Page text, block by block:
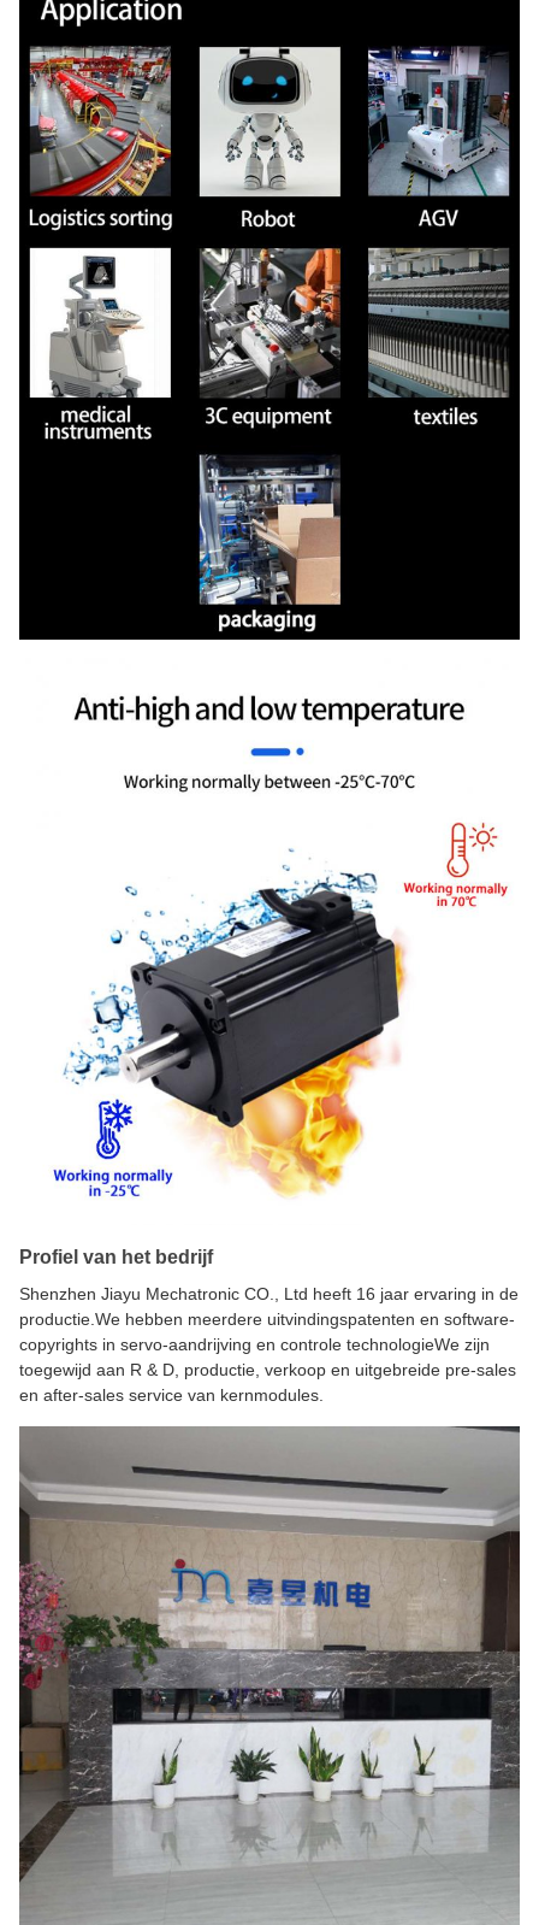
Profiel van het bedrijf
Shenzhen Jiayu Mechatronic CO., Ltd heeft 16 jaar ervaring in de
productie.We hebben meerdere uitvindingspatenten en software-
copyrights in servo-aandrijving en controle technologieWe zijn
toegewijd aan R & D, productie, verkoop en uitgebreide pre-sales
en after-sales service van kernmodules.